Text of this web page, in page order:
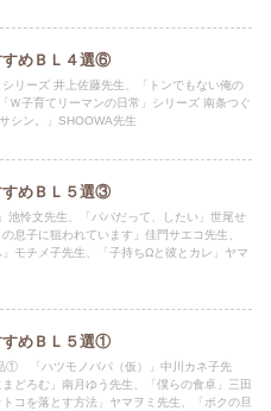
すめＢＬ４選⑥
シリーズ 井上佐藤先生、「トンでもない俺の
Ｗ子育てリーマンの日常」シリーズ 南条つぐ
シン。」SHOOWA先生
すめＢＬ５選③
池怜文先生、「パパだって、したい」世尾せ
息子に狙われています」佳門サエコ先生、
」モチメ子先生、「子持ちΩと彼とカレ」ヤマ
すめＢＬ５選①
① 「ハツモノパパ（仮）」中川カネ子先
どろむ」南月ゆう先生、「僕らの食卓」三田
コを落とす方法」ヤマヲミ先生、「ボクの旦